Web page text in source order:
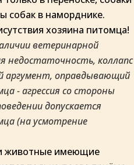
собак в наморднике.
хозяина питомца!
ветеринарной
недостаточность, коллапс
аргумент, оправдывающий
- агрессия со стороны
допускается
(на усмотрение
животные имеющие